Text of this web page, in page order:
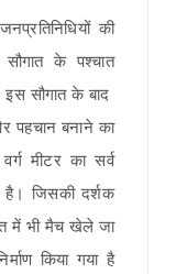
की
सौगात के पश्चात
सौगात के बाद
पहचान बनाने का
मीटर का सर्व
है। जिसकी दर्शक
में भी मैच खेले जा
किया गया है